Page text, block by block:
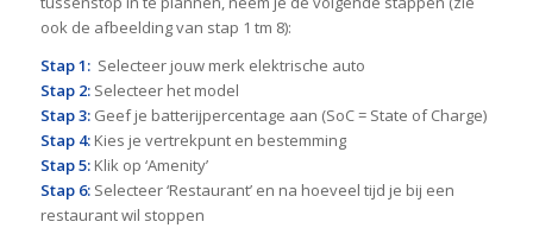
ook de afbeelding van stap 1 tm 8):
Stap 1:Selecteer jouw merk elektrische auto
Stap 2:Selecteer het model
Stap 3:Geef je batterijpercentage aan (SoC = State of Charge)
Stap 4:Kies je vertrekpunt en bestemming
Stap 5:Klik op ‘Amenity’
Stap 6:Selecteer ‘Restaurant’ en na hoeveel tijd je bij een
restaurant wil stoppen